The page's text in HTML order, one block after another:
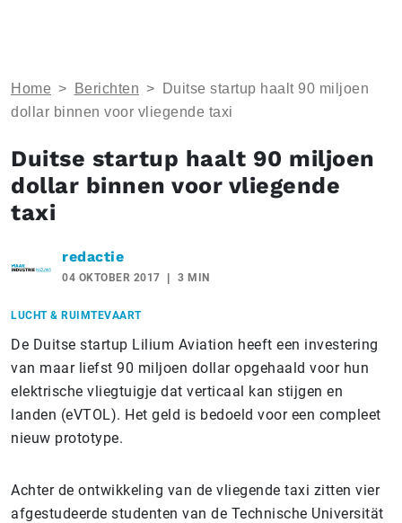
Home > Berichten >
Duitse startup haalt 90 miljoen
dollar binnen voor vliegende taxi
Duitse startup haalt 90 miljoen
dollar binnen voor vliegende
taxi
redactie
04 OKTOBER 2017 3 MIN
LUCHT & RUIMTEVAART
De Duitse startup Lilium Aviation heeft een investering
van maar liefst 90 miljoen dollar opgehaald voor hun
elektrische vliegtuigje dat verticaal kan stijgen en
landen (eVTOL). Het geld is bedoeld voor een compleet
nieuw prototype.
Achter de ontwikkeling van de vliegende taxi zitten vier
afgestudeerde studenten van de Technische Universität